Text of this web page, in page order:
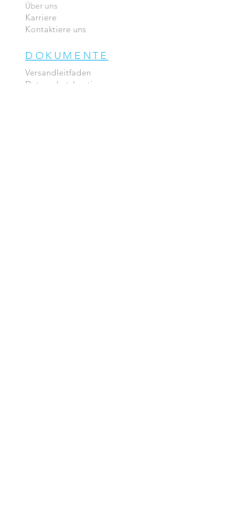
Über uns
Karriere
Kontaktiere uns
DOKUMENTE
Versandleitfaden
Datenschutzbestimmungen